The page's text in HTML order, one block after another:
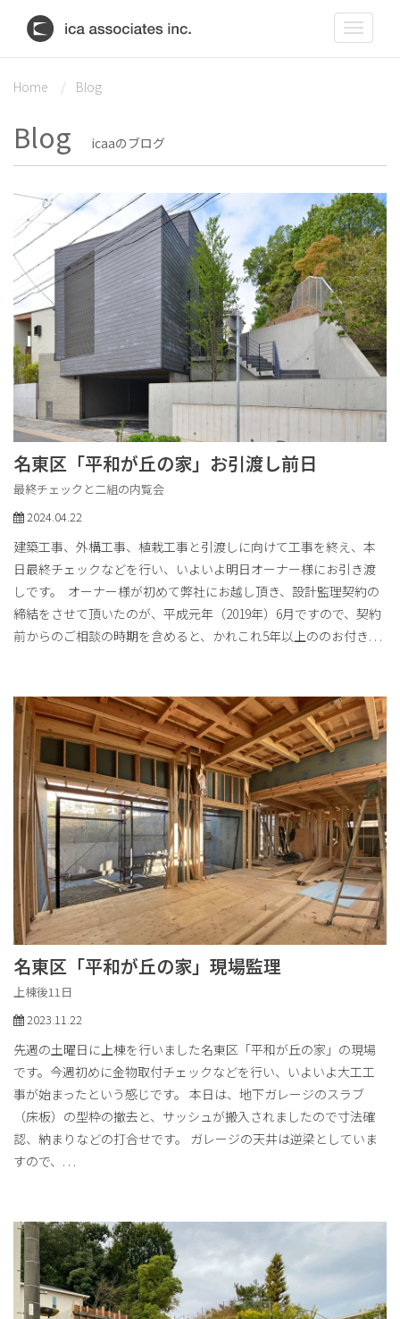
Toggle
Home Blog
Blog icaaのブログ
名東区「平和が丘の家」お引渡し前日
最終チェックと二組の内覧会
2024.04.22
建築工事、外構工事、植栽工事と引渡しに向けて工事を終え、本
日最終チェックなどを行い、いよいよ明日オーナー様にお引き渡
しです。 オーナー様が初めて弊社にお越し頂き、設計監理契約の
締結をさせて頂いたのが、平成元年（2019年）6月ですので、契約
前からのご相談の時期を含めると、かれこれ5年以上ののお付き. . .
名東区「平和が丘の家」現場監理
上棟後11日
2023.11.22
先週の土曜日に上棟を行いました名東区「平和が丘の家」の現場
です。今週初めに金物取付チェックなどを行い、いよいよ大工工
事が始まったという感じです。 本日は、地下ガレージのスラブ
（床板）の型枠の撤去と、サッシュが搬入されましたので寸法確
認、納まりなどの打合せです。 ガレージの天井は逆梁としていま
すので、 . . .